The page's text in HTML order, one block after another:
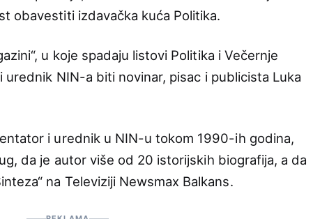
obavestiti izdavačka kuća Politika.
u koje spadaju listovi Politika i Večernje
NIN-a biti novinar, pisac i publicista Luka
i urednik u NIN-u tokom 1990-ih godina,
da je autor više od 20 istorijskih biografija, a da
na Televiziji Newsmax Balkans.